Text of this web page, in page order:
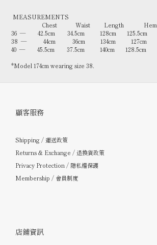
MEASUREMENTS
Chest Waist Length Hem
36 — 42.5cm 34.5cm 128cm 125.5cm
38 — 44cm 36cm 134cm 127cm
40 — 45.5cm 37.5cm 140cm 128.5cm
*Model 174cm wearing size 38.
顧客服務
Shipping / 運送政策
Returns & Exchange / 退換貨政策
Privacy Protection / 隱私權保護
Membership / 會員制度
店鋪資訊